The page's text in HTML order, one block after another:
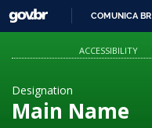
GOVBR
COMUNICA BR
ACCESSIBILITY
Designation
Main Name